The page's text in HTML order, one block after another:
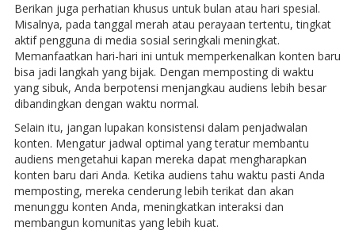
Berikan juga perhatian khusus untuk bulan atau hari spesial.
Misalnya, pada tanggal merah atau perayaan tertentu, tingkat
aktif pengguna di media sosial seringkali meningkat.
Memanfaatkan hari-hari ini untuk memperkenalkan konten baru
bisa jadi langkah yang bijak. Dengan memposting di waktu
yang sibuk, Anda berpotensi menjangkau audiens lebih besar
dibandingkan dengan waktu normal.
Selain itu, jangan lupakan konsistensi dalam penjadwalan
konten. Mengatur jadwal optimal yang teratur membantu
audiens mengetahui kapan mereka dapat mengharapkan
konten baru dari Anda. Ketika audiens tahu waktu pasti Anda
memposting, mereka cenderung lebih terikat dan akan
menunggu konten Anda, meningkatkan interaksi dan
membangun komunitas yang lebih kuat.